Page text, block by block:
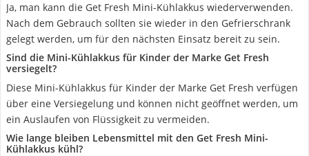
Ja, man kann die Get Fresh Mini-Kühlakkus wiederverwenden.
Nach dem Gebrauch sollten sie wieder in den Gefrierschrank
gelegt werden, um für den nächsten Einsatz bereit zu sein.
Sind die Mini-Kühlakkus für Kinder der Marke Get Fresh
versiegelt?
Diese Mini-Kühlakkus für Kinder der Marke Get Fresh verfügen
über eine Versiegelung und können nicht geöffnet werden, um
ein Auslaufen von Flüssigkeit zu vermeiden.
Wie lange bleiben Lebensmittel mit den Get Fresh Mini-
Kühlakkus kühl?